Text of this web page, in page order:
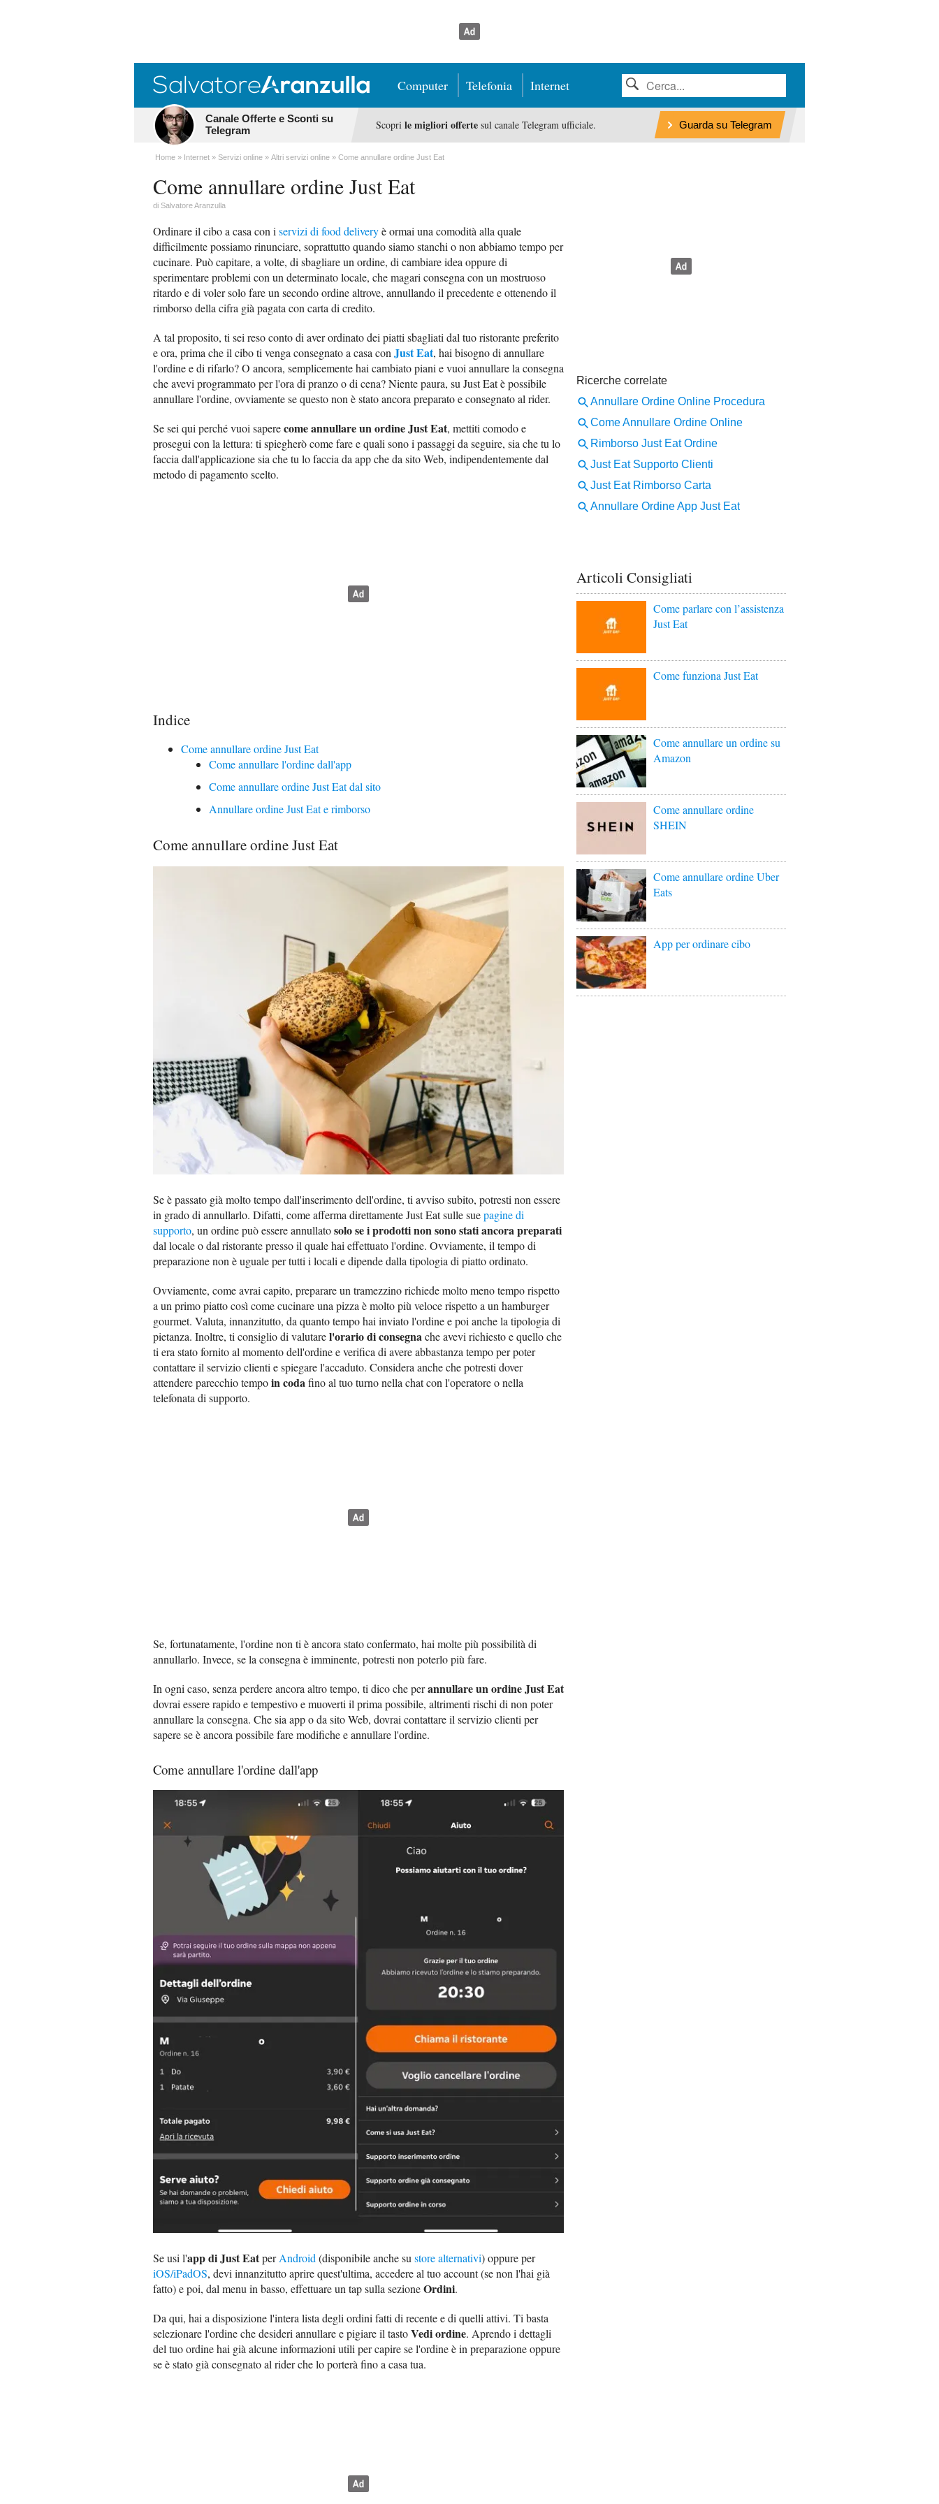
Computer Telefonia Internet
Canale Offerte e Sconti su
Telegram
Scopri le migliori offertesul canale Telegram ufficiale. Guarda su Telegram
Home Internet Servizi online Altri servizi online Come annullare ordine Just Eat
Come annullare ordine Just Eat
di Salvatore Aranzulla
Ordinare il cibo a casa con i servizi di food deliveryè ormai una comodità alla quale
difficilmente possiamo rinunciare, soprattutto quando siamo stanchi o non abbiamo tempo per
cucinare. Può capitare, a volte, di sbagliare un ordine, di cambiare idea oppure di
sperimentare problemi con un determinato locale, che magari consegna con un mostruoso
ritardo e di voler solo fare un secondo ordine altrove, annullando il precedente e ottenendo il
rimborso della cifra già pagata con carta di credito.
A tal proposito, ti sei reso conto di aver ordinato dei piatti sbagliati dal tuo ristorante preferito
e ora, prima che il cibo ti venga consegnato a casa con Just Eat, hai bisogno di annullare
l'ordine e di rifarlo? O ancora, semplicemente hai cambiato piani e vuoi annullare la consegna
che avevi programmato per l'ora di pranzo o di cena? Niente paura, su Just Eat è possibile
annullare l'ordine, ovviamente se questo non è stato ancora preparato e consegnato al rider.
Se sei qui perché vuoi saperecome annullare un ordine Just Eat, mettiti comodo e
prosegui con la lettura: ti spiegherò come fare e quali sono i passaggi da seguire, sia che tu lo
faccia dall'applicazione sia che tu lo faccia da app che da sito Web, indipendentemente dal
metodo di pagamento scelto.
Indice
Come annullare ordine Just Eat
Come annullare l'ordine dall'app
Come annullare ordine Just Eat dal sito
Annullare ordine Just Eat e rimborso
Come annullare ordine Just Eat
Se è passato già molto tempo dall'inserimento dell'ordine, ti avviso subito, potresti non essere
in grado di annullarlo. Difatti, come afferma direttamente Just Eat sulle suepagine di
supporto, un ordine può essere annullatosolo se i prodotti non sono stati ancora preparati
dal locale o dal ristorante presso il quale hai effettuato l'ordine. Ovviamente, il tempo di
preparazione non è uguale per tutti i locali e dipende dalla tipologia di piatto ordinato.
Ovviamente, come avrai capito, preparare un tramezzino richiede molto meno tempo rispetto
a un primo piatto così come cucinare una pizza è molto più veloce rispetto a un hamburger
gourmet. Valuta, innanzitutto, da quanto tempo hai inviato l'ordine e poi anche la tipologia di
pietanza. Inoltre, ti consiglio di valutarel'orario di consegnache avevi richiesto e quello che
ti era stato fornito al momento dell'ordine e verifica di avere abbastanza tempo per poter
contattare il servizio clienti e spiegare l'accaduto. Considera anche che potresti dover
attendere parecchio tempoin codafino al tuo turno nella chat con l'operatore o nella
telefonata di supporto.
Se, fortunatamente, l'ordine non ti è ancora stato confermato, hai molte più possibilità di
annullarlo. Invece, se la consegna è imminente, potresti non poterlo più fare.
In ogni caso, senza perdere ancora altro tempo, ti dico che perannullare un ordine Just Eat
dovrai essere rapido e tempestivo e muoverti il prima possibile, altrimenti rischi di non poter
annullare la consegna. Che sia app o da sito Web, dovrai contattare il servizio clienti per
sapere se è ancora possibile fare modifiche e annullare l'ordine.
Come annullare l'ordine dall'app
Se usi l'app di Just EatperAndroid (disponibile anche su store alternativi) oppure per
iOS/iPadOS, devi innanzitutto aprire quest'ultima, accedere al tuo account (se non l'hai già
fatto) e poi, dal menu in basso, effettuare un tap sulla sezioneOrdini.
Da qui, hai a disposizione l'intera lista degli ordini fatti di recente e di quelli attivi. Ti basta
selezionare l'ordine che desideri annullare e pigiare il tastoVedi ordine. Aprendo i dettagli
del tuo ordine hai già alcune informazioni utili per capire se l'ordine è in preparazione oppure
se è stato già consegnato al rider che lo porterà fino a casa tua.
Articoli Consigliati
Come parlare con l’assistenza
Just Eat
Come funziona Just Eat
Come annullare un ordine su
Amazon
Come annullare ordine
SHEIN
Come annullare ordine Uber
Eats
App per ordinare cibo